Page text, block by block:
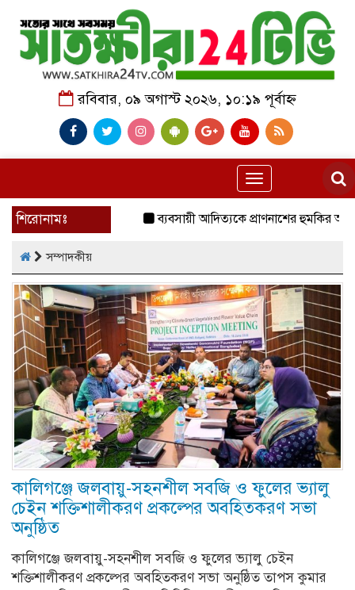
রবিবার, ০৯ অগাস্ট ২০২৬, ১০:১৯ পূর্বাহ্ন
Toggle
navigation
শিরোনামঃ
ব্যবসায়ী আদিত্যকে প্রাণনাশের হুমকির অভিযোগ,
সম্পাদকীয়
কালিগঞ্জে জলবায়ু-সহনশীল সবজি ও ফুলের ভ্যালু
চেইন শক্তিশালীকরণ প্রকল্পের অবহিতকরণ সভা
অনুষ্ঠিত
কালিগঞ্জে জলবায়ু-সহনশীল সবজি ও ফুলের ভ্যালু চেইন
শক্তিশালীকরণ প্রকল্পের অবহিতকরণ সভা অনুষ্ঠিত তাপস কুমার